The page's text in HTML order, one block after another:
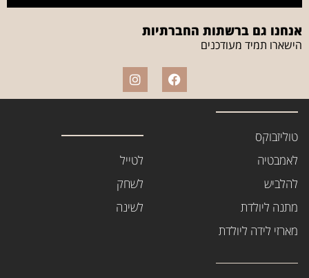
אנחנו גם ברשתות החברתיות
הישארו תמיד מעודכנים
טוליזבוקס
לאמבטיה
להלביש
מתנה ליולדת
מארזי לידה ליולדת
לטייל
לשחק
לשינה